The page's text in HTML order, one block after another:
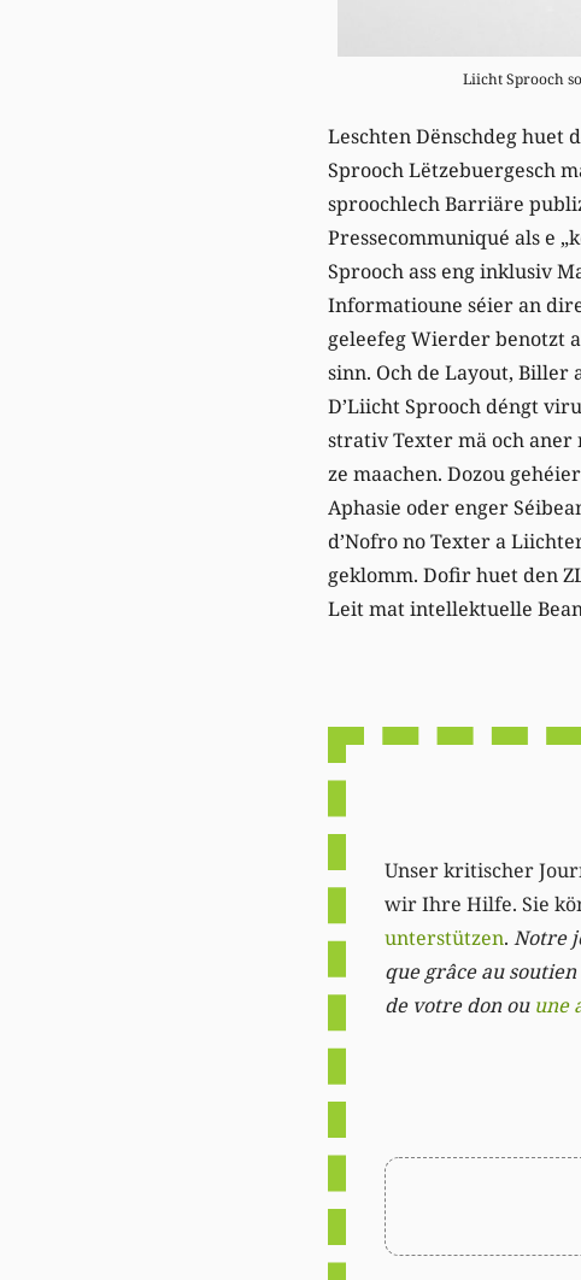
Liicht Sprooch
Leschten Dënschdeg huet
Sprooch Lëtzebuergesch
sproochlech Barriäre
Pressecommuniqué als e
Sprooch ass eng inklusiv
Informatioune séier an
geleefeg Wierder benotzt
sinn. Och de Layout, Biller
D’Liicht Sprooch déngt
strativ Texter mä och
ze maachen. Dozou
Aphasie oder enger
d’Nofro no Texter a
geklomm. Dofir huet den
Leit mat intellektuelle
Unser kritischer
wir Ihre Hilfe. Sie
unterstützen. Notre
que grâce au
de votre don ou une